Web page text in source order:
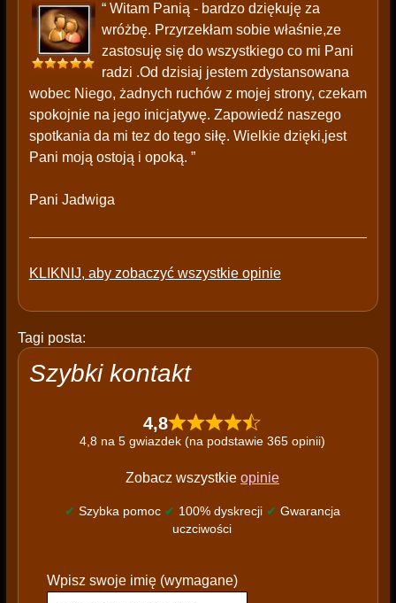
“ Witam Panią - bardzo dziękuję za
wróżbę. Przyrzekłam sobie właśnie,ze
zastosuję się do wszystkiego co mi Pani
radzi .Od dzisiaj jestem zdystansowana
wobec Niego, żadnych ruchów z mojej strony, czekam
spokojnie na jego inicjatywę. Zapowiedź naszego
spotkania da mi tez do tego siłę. Wielkie dzięki,jest
Pani moją ostoją i opoką. ”
Pani Jadwiga
KLIKNIJ, aby zobaczyć wszystkie opinie
Tagi posta:
Szybki kontakt
4,8
4,8 na 5 gwiazdek (na podstawie 365 opinii)
Zobacz wszystkie opinie
✔ Szybka pomoc ✔ 100% dyskrecji ✔ Gwarancja
uczciwości
l
Wpisz swoje imię (wymagane)